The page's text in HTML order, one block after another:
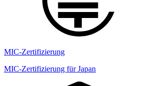
MIC-Zertifizierung
MIC-Zertifizierung für Japan